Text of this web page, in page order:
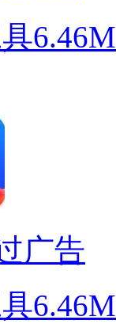
6.46M
广告
6.46M